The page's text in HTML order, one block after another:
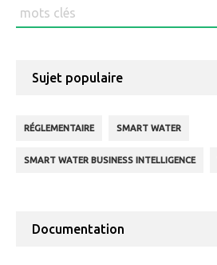
Rechercher
:
Sujet populaire
RÉGLEMENTAIRE SMART WATER
SMART WATER BUSINESS INTELLIGENCE
Documentation